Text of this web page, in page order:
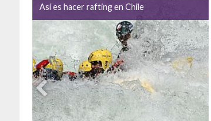
freeride y el freestyle en